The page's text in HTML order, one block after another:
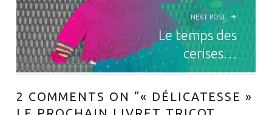
NEXT POST
Le temps des
cerises…
2 COMMENTS ON “« DÉLICATESSE »